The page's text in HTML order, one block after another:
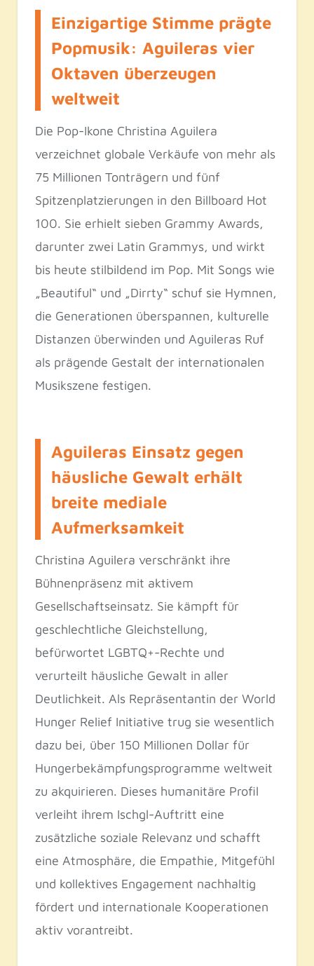
Einzigartige Stimme prägte
Popmusik: Aguileras vier
Oktaven überzeugen
weltweit
Die Pop-Ikone Christina Aguilera
verzeichnet globale Verkäufe von mehr als
75 Millionen Tonträgern und fünf
Spitzenplatzierungen in den Billboard Hot
100. Sie erhielt sieben Grammy Awards,
darunter zwei Latin Grammys, und wirkt
bis heute stilbildend im Pop. Mit Songs wie
„Beautiful“ und „Dirrty“ schuf sie Hymnen,
die Generationen überspannen, kulturelle
Distanzen überwinden und Aguileras Ruf
als prägende Gestalt der internationalen
Musikszene festigen.
Aguileras Einsatz gegen
häusliche Gewalt erhält
breite mediale
Aufmerksamkeit
Christina Aguilera verschränkt ihre
Bühnenpräsenz mit aktivem
Gesellschaftseinsatz. Sie kämpft für
geschlechtliche Gleichstellung,
befürwortet LGBTQ+-Rechte und
verurteilt häusliche Gewalt in aller
Deutlichkeit. Als Repräsentantin der World
Hunger Relief Initiative trug sie wesentlich
dazu bei, über 150 Millionen Dollar für
Hungerbekämpfungsprogramme weltweit
zu akquirieren. Dieses humanitäre Profil
verleiht ihrem Ischgl-Auftritt eine
zusätzliche soziale Relevanz und schafft
eine Atmosphäre, die Empathie, Mitgefühl
und kollektives Engagement nachhaltig
fördert und internationale Kooperationen
aktiv vorantreibt.